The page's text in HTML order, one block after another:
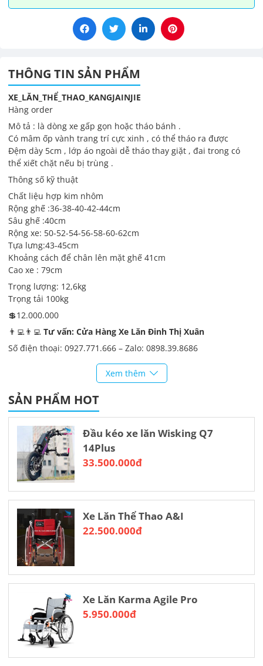
THÔNG TIN SẢN PHẨM
XE_LĂN_THỂ_THAO_KANGJAINJIE
Hàng order
Mô tả : là dòng xe gấp gọn hoặc tháo bánh .
Có mâm ốp vành trang trí cực xinh , có thể tháo ra được
Đệm dày 5cm , lớp áo ngoài dễ tháo thay giặt , đai trong có
thể xiết chặt nếu bị trùng .
Thông số kỹ thuật
Chất liệu hợp kim nhôm
Rộng ghế :36-38-40-42-44cm
Sâu ghế :40cm
Rộng xe: 50-52-54-56-58-60-62cm
Tựa lưng:43-45cm
Khoảng cách để chân lên mặt ghế 41cm
Cao xe : 79cm
Trọng lượng: 12,6kg
Trọng tải 100kg
💲12.000.000
👨‍💻👨‍💻 Tư vấn: Cửa Hàng Xe Lăn Đinh Thị Xuân
Số điện thoại: 0927.771.666 – Zalo: 0898.39.8686
Địa chỉ: Xóm Vải, Xã Hoá Thượng, Huyện Đồng Hỷ, Tỉnh Thái
Xem thêm
SẢN PHẨM HOT
Đầu kéo xe lăn Wisking Q7
14Plus
33.500.000đ
Xe Lăn Thể Thao A&I
22.500.000đ
Xe Lăn Karma Agile Pro
5.950.000đ